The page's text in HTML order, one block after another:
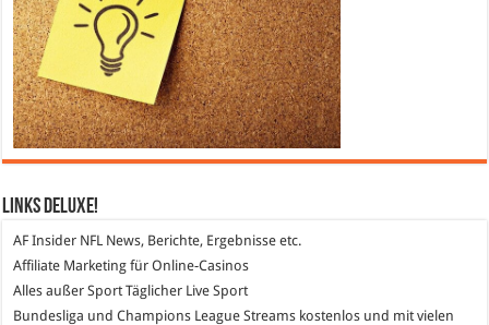
Links DeLuXe!
AF Insider NFL News, Berichte, Ergebnisse etc.
Affiliate Marketing für Online-Casinos
Alles außer Sport Täglicher Live Sport
Bundesliga und Champions League Streams kostenlos und mit vielen